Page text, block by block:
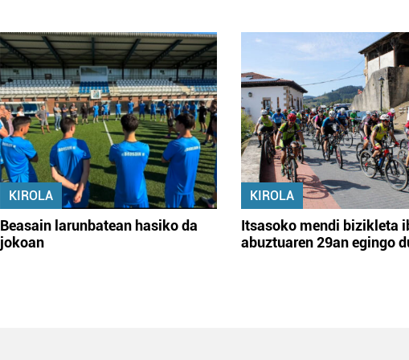
KIROLA
Beasain larunbatean hasiko da
jokoan
KIROLA
Itsasoko mendi bizikleta
abuztuaren 29an egingo